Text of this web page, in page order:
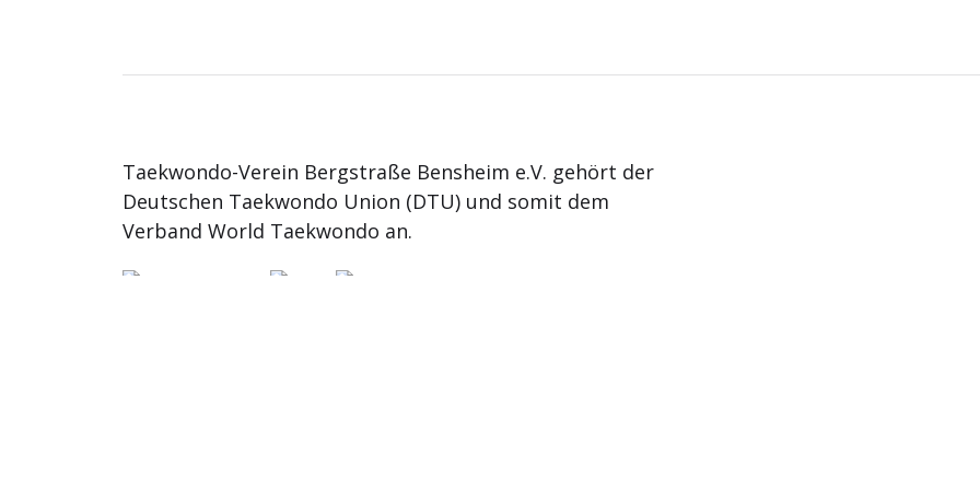
Taekwondo-Verein Bergstraße Bensheim e.V. gehört der
Deutschen Taekwondo Union (DTU) und somit dem
Verband World Taekwondo an.